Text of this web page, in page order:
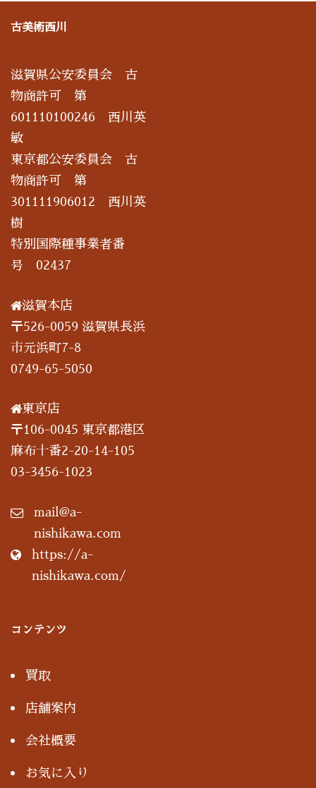
古美術西川
滋賀県公安委員会 古
物商許可 第
601110100246 西川英
敏
東京都公安委員会 古
物商許可 第
301111906012 西川英
樹
特別国際種事業者番
号 02437
滋賀本店
〒526-0059 滋賀県長浜
市元浜町7-8
0749-65-5050
東京店
〒106-0045 東京都港区
麻布十番2-20-14-105
03-3456-1023
mail@a-
nishikawa.com
https://a-
nishikawa.com/
コンテンツ
買取
店舗案内
会社概要
お気に入り